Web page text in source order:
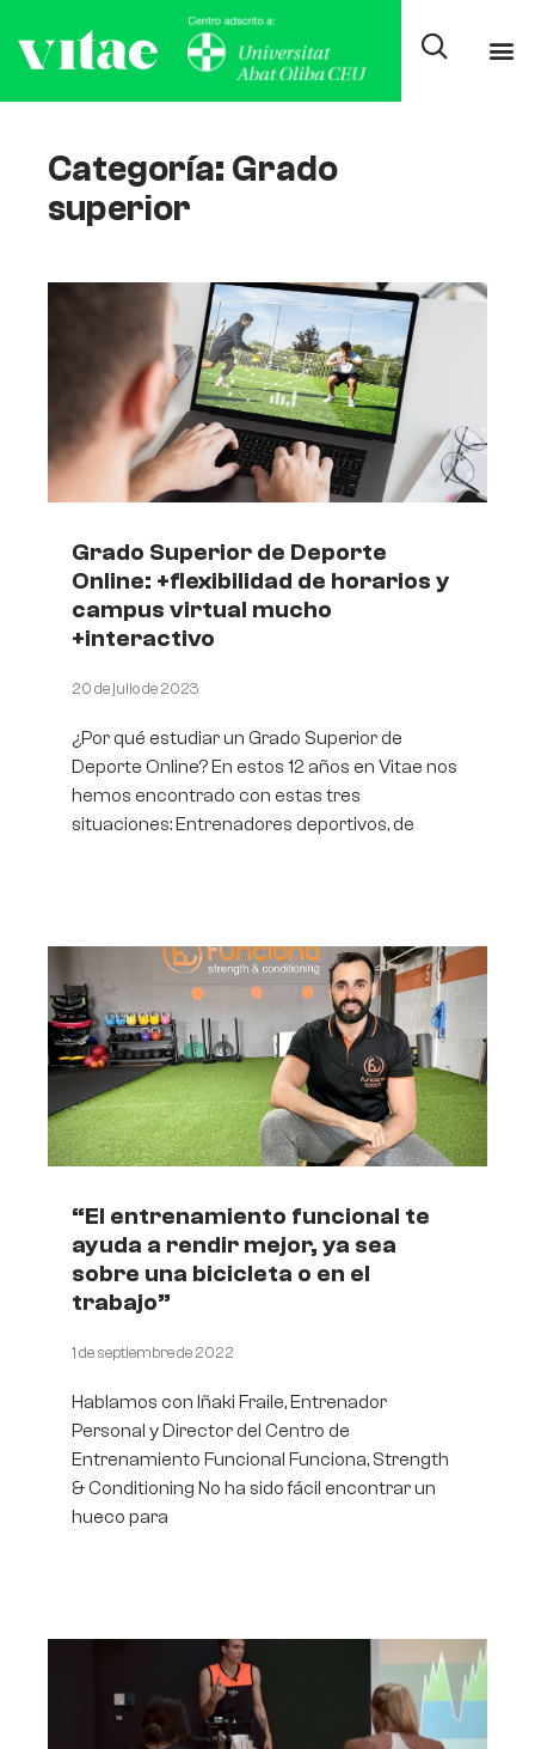
Categoría: Grado
superior
Grado Superior de Deporte
Online: +flexibilidad de horarios y
campus virtual mucho
+interactivo
20 de julio de 2023
¿Por qué estudiar un Grado Superior de
Deporte Online? En estos 12 años en Vitae nos
hemos encontrado con estas tres
situaciones: Entrenadores deportivos, de
“El entrenamiento funcional te
ayuda a rendir mejor, ya sea
sobre una bicicleta o en el
trabajo”
1 de septiembre de 2022
Hablamos con Iñaki Fraile, Entrenador
Personal y Director del Centro de
Entrenamiento Funcional Funciona, Strength
& Conditioning No ha sido fácil encontrar un
hueco para